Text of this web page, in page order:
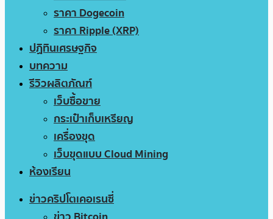
ราคา Dogecoin
ราคา Ripple (XRP)
ปฏิทินเศรษฐกิจ
บทความ
รีวิวผลิตภัณฑ์
เว็บซื้อขาย
กระเป๋าเก็บเหรียญ
เครื่องขุด
เว็บขุดแบบ Cloud Mining
ห้องเรียน
ข่าวคริปโตเคอเรนซี่